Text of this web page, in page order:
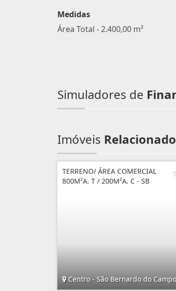
Medidas
Área Total - 2.400,00 m²
Simuladores de
Imóveis
TERRENO/ ÁREA COMERCIAL
800M²A. T / 200M²A. C - SB
Centro - São Bernardo do Campo